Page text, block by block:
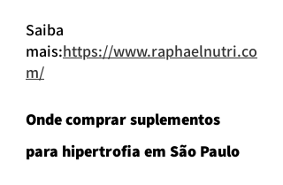
Saiba
mais:https://www.raphaelnutri.co
m/
Onde comprar suplementos
para hipertrofia em São Paulo